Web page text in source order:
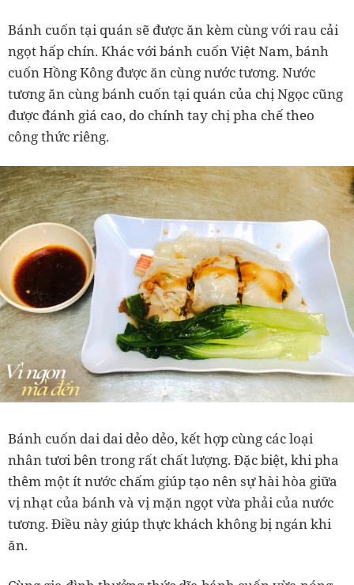
Bánh cuốn tại quán sẽ được ăn kèm cùng với rau cải
ngọt hấp chín. Khác với bánh cuốn Việt Nam, bánh
cuốn Hồng Kông được ăn cùng nước tương. Nước
tương ăn cùng bánh cuốn tại quán của chị Ngọc cũng
được đánh giá cao, do chính tay chị pha chế theo
công thức riêng.
Bánh cuốn dai dai dẻo dẻo, kết hợp cùng các loại
nhân tươi bên trong rất chất lượng. Đặc biệt, khi pha
thêm một ít nước chấm giúp tạo nên sự hài hòa giữa
vị nhạt của bánh và vị mặn ngọt vừa phải của nước
tương. Điều này giúp thực khách không bị ngán khi
ăn.